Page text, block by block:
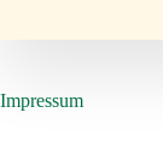
Impressum